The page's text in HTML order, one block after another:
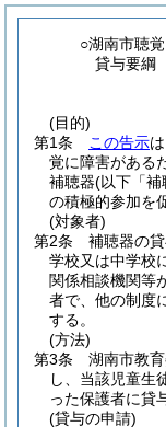
○湖南市聴
貸与要綱
(目的)
第1条
この告示
覚に障害がある
補聴器(以下「補
の積極的参加を
(対象者)
第2条
補聴器の
学校又は中学校
関係相談機関等
者で、他の制度
する。
(方法)
第3条
湖南市教
し、当該児童生
った保護者に貸
(貸与の申請)